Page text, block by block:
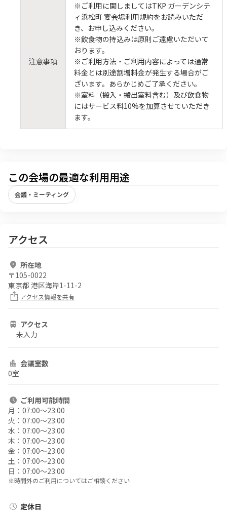
注意事項
※ご利用に関しましてはTKP ガーデンシテ
ィ浜松町 宴会場利用規約をお読みいただ
き、お申し込みください。
※飲食物の持込みは原則ご遠慮いただいて
おります。
※ご利用方法・ご利用内容によっては通常
料金とは別途割増料金が発生する場合がご
ざいます。あらかじめご了承ください。
※室料（搬入・搬出室料含む）及び飲食物
にはサービス料10%を加算させていただき
ます。
この会場の最適な利用用途
会議・ミーティング
アクセス
所在地
〒105-0022
東京都 港区海岸1-11-2
アクセス情報を共有
アクセス
未入力
会議室数
0室
ご利用可能時間
月： 07:00〜23:00
火： 07:00〜23:00
水： 07:00〜23:00
木： 07:00〜23:00
金： 07:00〜23:00
土： 07:00〜23:00
日： 07:00〜23:00
※時間外のご利用についてはご相談ください
定休日